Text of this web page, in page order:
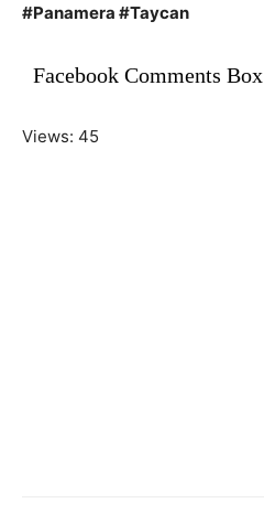
#Panamera #Taycan
Facebook Comments Box
Views: 45